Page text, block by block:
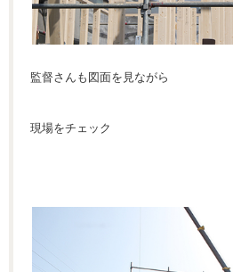
監督さんも図面を見ながら
現場をチェック